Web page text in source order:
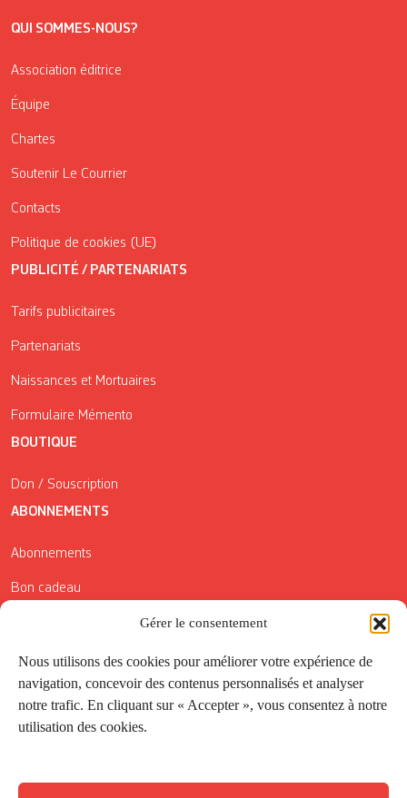
Gérer le consentement
Nous utilisons des cookies pour améliorer votre expérience de
navigation, concevoir des contenus personnalisés et analyser
notre trafic. En cliquant sur « Accepter », vous consentez à notre
utilisation des cookies.
QUI SOMMES-NOUS?
Association éditrice
Équipe
Chartes
Soutenir Le Courrier
Contacts
Politique de cookies (UE)
PUBLICITÉ / PARTENARIATS
Tarifs publicitaires
Partenariats
Naissances et Mortuaires
Formulaire Mémento
BOUTIQUE
Don / Souscription
ABONNEMENTS
Abonnements
Bon cadeau
Conditions générales de vente
Réductions de la Carte Côté Courrier
Application